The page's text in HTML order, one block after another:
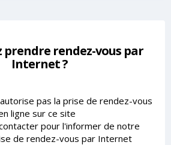
prendre rendez-vous par
Internet ?
pas la prise de rendez-vous
ligne sur ce site
pour l'informer de notre
de rendez-vous par Internet